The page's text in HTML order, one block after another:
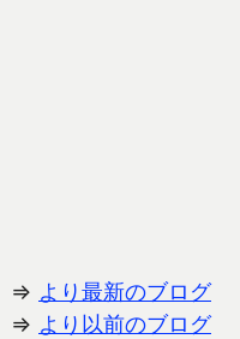
⇒ より最新のブログ
⇒ より以前のブログ